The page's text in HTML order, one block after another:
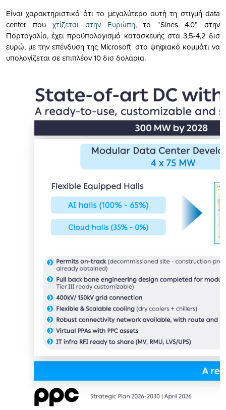
Είναι χαρακτηριστικό ότι το μεγαλύτερο αυτή τη στιγμή data
center που χτίζεται στην Ευρώπη, το “Sines 4.0” στην
Πορτογαλία, έχει προϋπολογισμό κατασκευής στα 3,5-4,2 δισ
ευρώ, με την επένδυση της Microsoft στο ψηφιακό κομμάτι να
υπολογίζεται σε επιπλέον 10 δισ δολάρια.